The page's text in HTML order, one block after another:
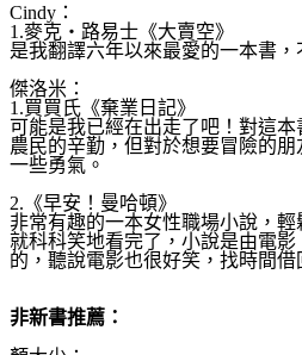
Cindy：
1.麥克‧路易士《大賣空》
是我翻譯六年以來最愛的一本書
傑洛米：
1.買買氏《棄業日記》
可能是我已經在出走了吧！對這
農民的辛勤，但對於想要冒險的
一些勇氣。
2.《早安！曼哈頓》
非常有趣的一本女性職場小說，
就科科笑地看完了，小說是由電影
的，聽說電影也很好笑，找時間借
非新書推薦：